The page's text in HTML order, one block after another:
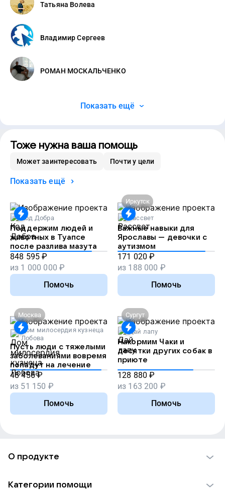
Татьяна Волева
Владимир Сергеев
РОМАН МОСКАЛЬЧЕНКО
Показать ещё
Тоже нужна ваша помощь
Может заинтересовать Почти у цели
Показать ещё
Код Добра
Поддержим людей и
животных в Туапсе
после разлива мазута
848 595 ₽
из 1 000 000 ₽
Помочь
Иркутск
Рассвет
Важные навыки для
Ярославы — девочки с
аутизмом
171 020 ₽
из 188 000 ₽
Помочь
Москва
Дом милосердия кузнеца
Лобова
Пусть люди с тяжелыми
заболеваниями вовремя
попадут на лечение
48 456 ₽
из 51 150 ₽
Помочь
Сургут
Дай лапу
Накормим Чаки и
десятки других собак в
приюте
128 880 ₽
из 163 200 ₽
Помочь
О продукте
Категории помощи